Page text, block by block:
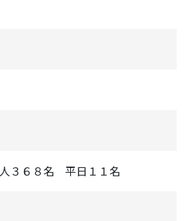
３６８名 平日１１名